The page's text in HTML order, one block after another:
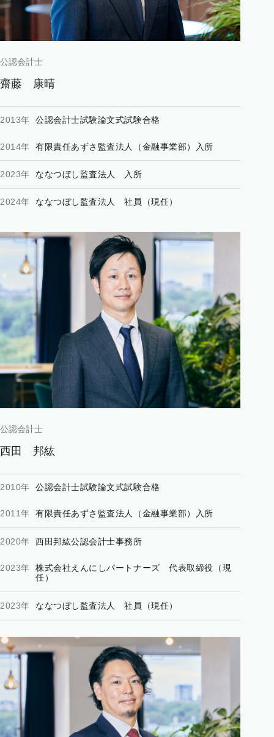
公認会計士
齋藤 康晴
2013年 公認会計士試験論文式試験合格
2014年 有限責任あずさ監査法人（金融事業部）入所
2023年 ななつぼし監査法人 入所
2024年 ななつぼし監査法人 社員（現任）
公認会計士
西田 邦紘
2010年 公認会計士試験論文式試験合格
2011年 有限責任あずさ監査法人（金融事業部）入所
2020年 西田邦紘公認会計士事務所
2023年
株式会社えんにしパートナーズ 代表取締役（現
任）
2023年 ななつぼし監査法人 社員（現任）